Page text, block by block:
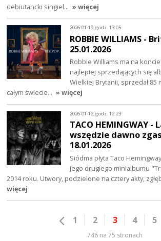
debiutancki singiel… » więcej
2026-01-19, godz. 13:05
ROBBIE WILLIAMS -
25.01.2026
Robbie Williams ma na
najlepiej sprzedających się
Wielkiej Brytanii, sprzedał 85
całym świecie… » więcej
2026-01-12, godz. 12:23
TACO HEMINGWAY -
wszędzie dawno
18.01.2026
Siódma płyta Taco
jego drugiego minialbumu
2014 roku. Utwory, podzielone na cztery akty,
więcej
1 2 3 4 5
746 na 75 stronach